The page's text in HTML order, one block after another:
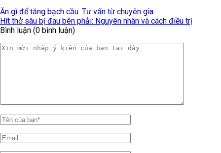
Ăn gì để tăng bạch cầu: Tư vấn từ chuyên gia
Hít thở sâu bị đau bên phải: Nguyên nhân và cách điều trị
Bình luận (0 bình luận)